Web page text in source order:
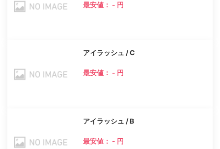
最安値： - 円
アイラッシュ / C
最安値： - 円
アイラッシュ / B
最安値： - 円